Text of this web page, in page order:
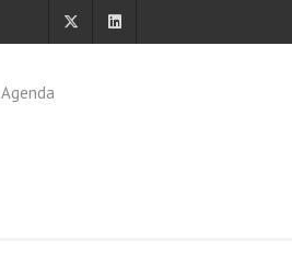
Agenda